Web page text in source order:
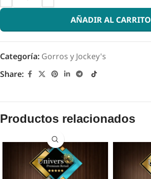
AÑADIR AL CARRITO
Categoría: Gorros y Jockey's
Share:
Productos relacionados